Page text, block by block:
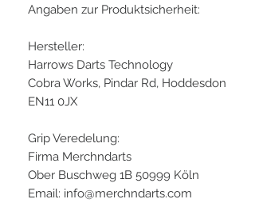
Angaben zur Produktsicherheit:
Hersteller:
Harrows Darts Technology
Cobra Works, Pindar Rd, Hoddesdon
EN11 0JX
Grip Veredelung:
Firma Merchndarts
Ober Buschweg 1B 50999 Köln
Email: info@merchndarts.com